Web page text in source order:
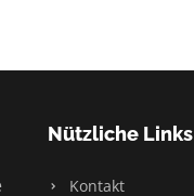
Nützliche Links
Kontakt